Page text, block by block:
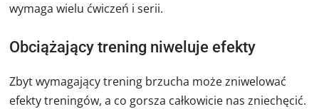
wymaga wielu ćwiczeń i serii.
Obciążający trening niweluje efekty
Zbyt wymagający trening brzucha może zniwelować
efekty treningów, a co gorsza całkowicie nas zniechęcić.